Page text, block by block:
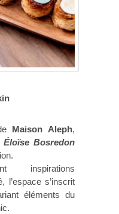
Maison Aleph,
Éloïse Bosredon
inspirations
l’espace s’inscrit
éléments du